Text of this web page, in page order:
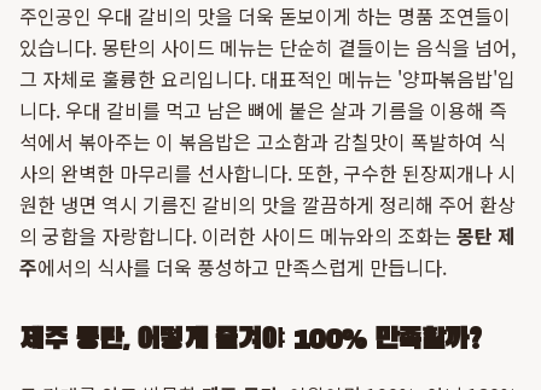
주인공인 우대 갈비의 맛을 더욱 돋보이게 하는 명품 조연들이
있습니다. 몽탄의 사이드 메뉴는 단순히 곁들이는 음식을 넘어,
그 자체로 훌륭한 요리입니다. 대표적인 메뉴는 '양파볶음밥'입
니다. 우대 갈비를 먹고 남은 뼈에 붙은 살과 기름을 이용해 즉
석에서 볶아주는 이 볶음밥은 고소함과 감칠맛이 폭발하여 식
사의 완벽한 마무리를 선사합니다. 또한, 구수한 된장찌개나 시
원한 냉면 역시 기름진 갈비의 맛을 깔끔하게 정리해 주어 환상
의 궁합을 자랑합니다. 이러한 사이드 메뉴와의 조화는 몽탄 제
주에서의 식사를 더욱 풍성하고 만족스럽게 만듭니다.
제주 몽탄, 어떻게 즐겨야 100% 만족할까?